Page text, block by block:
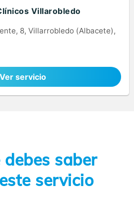
Villarobledo
8, Villarrobledo (Albacete),
Ver servicio
debes saber
servicio